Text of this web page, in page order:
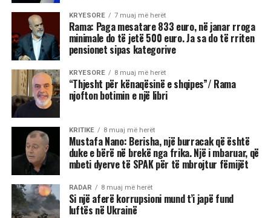
KRYESORE 7 muaj më herët
Rama: Paga mesatare 833 euro, në janar rroga
minimale do të jetë 500 euro. Ja sa do të rriten
pensionet sipas kategorive
KRYESORE 8 muaj më herët
“Thjesht për kënaqësinë e shqipes”/ Rama
njofton botimin e një libri
KRITIKE 8 muaj më herët
Mustafa Nano: Berisha, një burracak që është
duke e bërë në brekë nga frika. Një i mbaruar, që
mbeti dyerve të SPAK për të mbrojtur fëmijët
RADAR 8 muaj më herët
Si një aferë korrupsioni mund t’i japë fund
luftës në Ukrainë